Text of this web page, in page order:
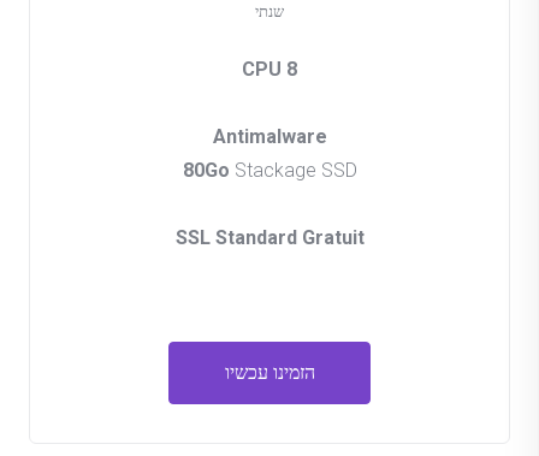
שנתי
8 CPU
Antimalware
80Go Stackage SSD
SSL Standard Gratuit
הזמינו עכשיו